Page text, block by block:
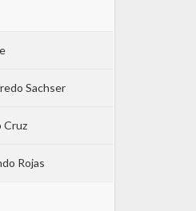
Sachser
Cruz
Rojas